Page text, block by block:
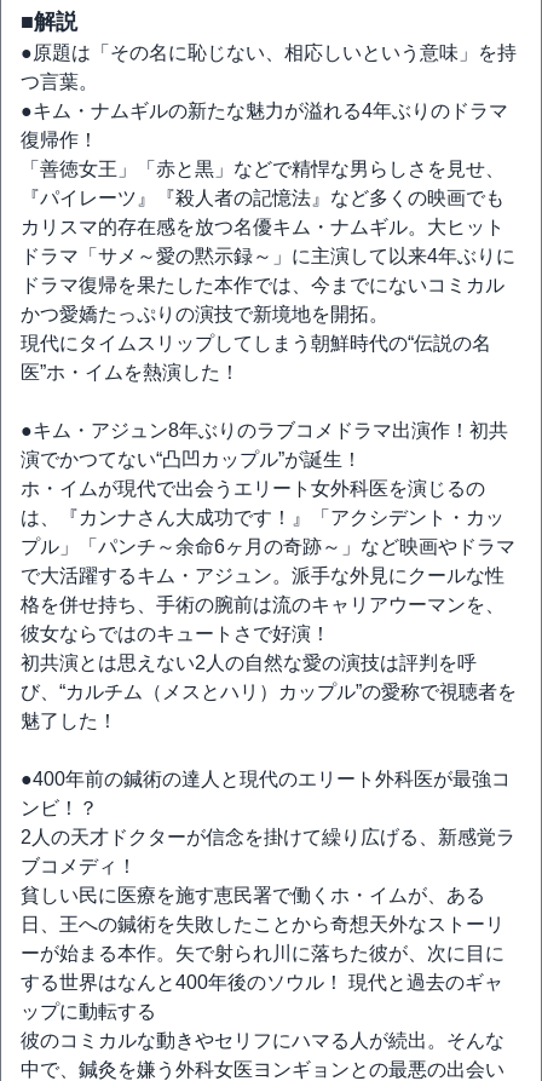
■解説
●原題は「その名に恥じない、相応しいという意味」を持
つ言葉。
●キム・ナムギルの新たな魅力が溢れる4年ぶりのドラマ
復帰作！
「善徳女王」「赤と黒」などで精悍な男らしさを見せ、
『パイレーツ』『殺人者の記憶法』など多くの映画でも
カリスマ的存在感を放つ名優キム・ナムギル。大ヒット
ドラマ「サメ～愛の黙示録～」に主演して以来4年ぶりに
ドラマ復帰を果たした本作では、今までにないコミカル
かつ愛嬌たっぷりの演技で新境地を開拓。
現代にタイムスリップしてしまう朝鮮時代の“伝説の名
医”ホ・イムを熱演した！
●キム・アジュン8年ぶりのラブコメドラマ出演作！初共
演でかつてない“凸凹カップル”が誕生！
ホ・イムが現代で出会うエリート女外科医を演じるの
は、『カンナさん大成功です！』「アクシデント・カッ
プル」「パンチ～余命6ヶ月の奇跡～」など映画やドラマ
で大活躍するキム・アジュン。派手な外見にクールな性
格を併せ持ち、手術の腕前は流のキャリアウーマンを、
彼女ならではのキュートさで好演！
初共演とは思えない2人の自然な愛の演技は評判を呼
び、“カルチム（メスとハリ）カップル”の愛称で視聴者を
魅了した！
●400年前の鍼術の達人と現代のエリート外科医が最強コ
ンビ！？
2人の天才ドクターが信念を掛けて繰り広げる、新感覚ラ
ブコメディ！
貧しい民に医療を施す恵民署で働くホ・イムが、ある
日、王への鍼術を失敗したことから奇想天外なストーリ
ーが始まる本作。矢で射られ川に落ちた彼が、次に目に
する世界はなんと400年後のソウル！ 現代と過去のギャ
ップに動転する
彼のコミカルな動きやセリフにハマる人が続出。そんな
中で、鍼灸を嫌う外科女医ヨンギョンとの最悪の出会い